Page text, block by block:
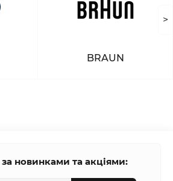
BRAUN
>
новинками та акціями: